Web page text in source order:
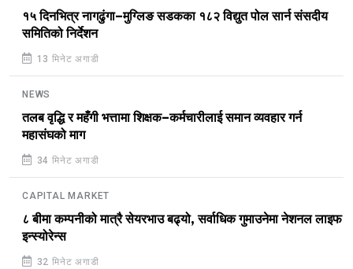
१५ दिनभित्र नागढुंगा–मुग्लिङ सडकका १८२ विद्युत पोल सार्न संसदीय
समितिको निर्देशन
13 मिनेट अगाडी
NEWS
तलब वृद्धि र महँगी भत्तामा शिक्षक–कर्मचारीलाई समान व्यवहार गर्न
महासंघको माग
34 मिनेट अगाडी
CAPITAL MARKET
८ बीमा कम्पनीको मात्रै सेयरभाउ बढ्यो, सर्वाधिक गुमाउनेमा नेशनल लाइफ
इन्स्योरेन्स
32 मिनेट अगाडी